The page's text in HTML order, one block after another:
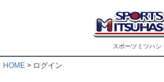
スポーツミツハシ
HOME ログイン